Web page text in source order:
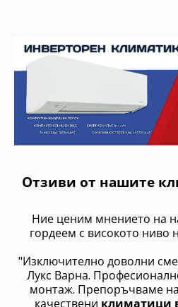
Отзиви от нашите
Ние ценим мнението на
гордеем с високото ниво
"Изключително доволни
Лукс Варна.
монтаж. Препоръчваме
качествени климатици